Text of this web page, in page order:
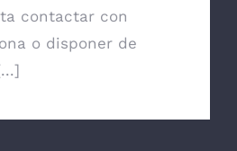
contactar con
o disponer de